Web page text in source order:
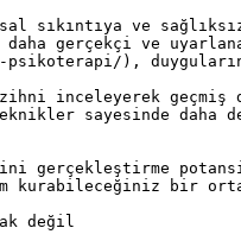
ve
daha gerçekçi ve
),
inceleyerek geçmiş
sayesinde daha
gerçekleştirme
bir
değil